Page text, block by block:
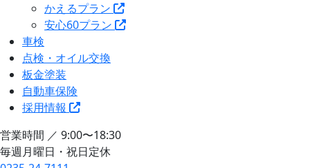
かえるプラン
安心60プラン
車検
点検・オイル交換
板金塗装
自動車保険
採用情報
営業時間 ／ 9:00〜18:30
毎週月曜日・祝日定休